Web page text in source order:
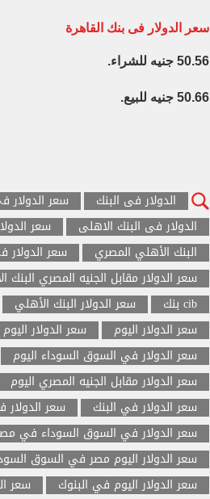
سعر الدولار فى بنك القاهرة
50.56 جنيه للشراء.
50.66 جنيه للبيع.
الدولار فى البنك سعر الدولار
الدولار فى البنك الاهلى
سعر
البنك الأهلي المصري
سعر الدولار
سعر الدولار مقابل الجنيه المصري البنك
cib بنك
سعر الدولار البنك الأهلي
سعر الدولار اليوم
سعر الدولار
سعر الدولار في السوق السوداء اليوم
سعر الدولار مقابل الجنيه المصري اليوم
سعر الدولار في البنك
سعر الدولار
سعر الدولار في السوق السوداء في
سعر الدولار اليوم مصر في السوق
سعر الدولار اليوم في البنوك
سعر